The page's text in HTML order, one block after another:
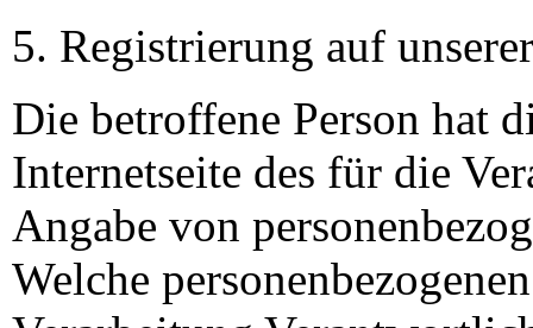
Registrierung auf
Die betroffene Person hat
Internetseite des für die
Angabe von
Welche